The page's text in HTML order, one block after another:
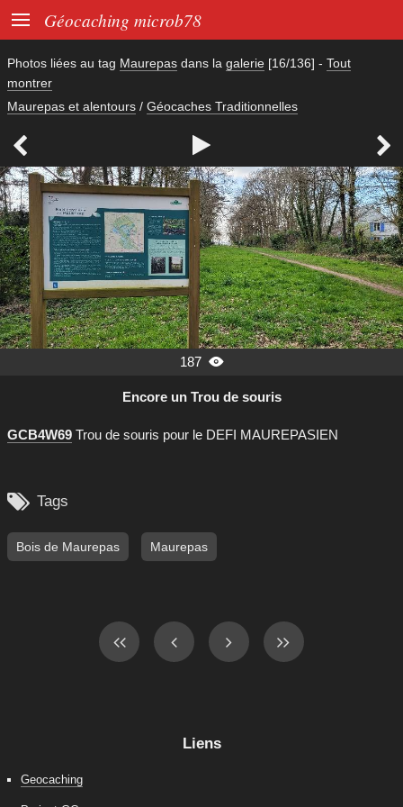
 Géocaching microb78
Photos liées au tag Maurepas dans la galerie [16/136] - Tout
montrer
Maurepas et alentours / Géocaches Traditionnelles
  
187 
Encore un Trou de souris
GCB4W69 Trou de souris pour le DEFI MAUREPASIEN
 Tags
Bois de Maurepas Maurepas
Liens
Geocaching